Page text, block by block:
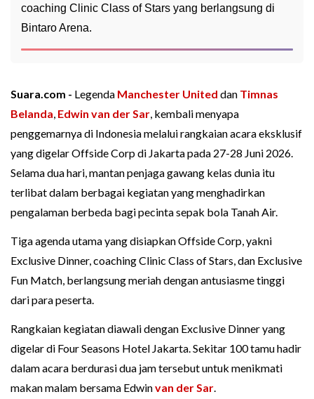
coaching Clinic Class of Stars yang berlangsung di
Bintaro Arena.
Suara.com - Legenda Manchester United dan Timnas
Belanda, Edwin van der Sar, kembali menyapa
penggemarnya di Indonesia melalui rangkaian acara eksklusif
yang digelar Offside Corp di Jakarta pada 27-28 Juni 2026.
Selama dua hari, mantan penjaga gawang kelas dunia itu
terlibat dalam berbagai kegiatan yang menghadirkan
pengalaman berbeda bagi pecinta sepak bola Tanah Air.
Tiga agenda utama yang disiapkan Offside Corp, yakni
Exclusive Dinner, coaching Clinic Class of Stars, dan Exclusive
Fun Match, berlangsung meriah dengan antusiasme tinggi
dari para peserta.
Rangkaian kegiatan diawali dengan Exclusive Dinner yang
digelar di Four Seasons Hotel Jakarta. Sekitar 100 tamu hadir
dalam acara berdurasi dua jam tersebut untuk menikmati
makan malam bersama Edwinvan der Sar.